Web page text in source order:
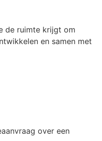
de ruimte krijgt om
en samen met
over een